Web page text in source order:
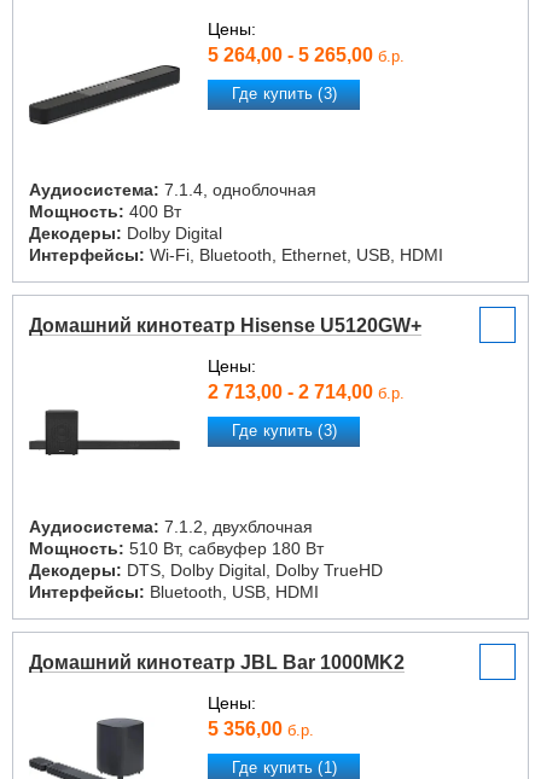
Цены:
5 264,00 - 5 265,00 б.р.
Где купить (3)
Аудиосистема: 7.1.4, одноблочная
Мощность: 400 Вт
Декодеры: Dolby Digital
Интерфейсы: Wi-Fi, Bluetooth, Ethernet, USB, HDMI
Домашний кинотеатр Hisense U5120GW+
Цены:
2 713,00 - 2 714,00 б.р.
Где купить (3)
Аудиосистема: 7.1.2, двухблочная
Мощность: 510 Вт, сабвуфер 180 Вт
Декодеры: DTS, Dolby Digital, Dolby TrueHD
Интерфейсы: Bluetooth, USB, HDMI
Домашний кинотеатр JBL Bar 1000MK2
Цены:
5 356,00 б.р.
Где купить (1)